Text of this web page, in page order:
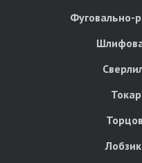
Фуговально-